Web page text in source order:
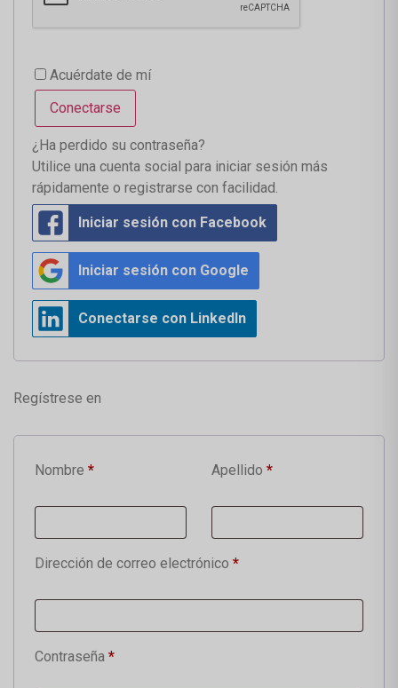
Acuérdate de mí
Conectarse
¿Ha perdido su contraseña?
Utilice una cuenta social para iniciar sesión más
rápidamente o registrarse con facilidad.
Iniciar sesión con Facebook
Iniciar sesión con Google
Conectarse con LinkedIn
Regístrese en
Nombre * Apellido*
Dirección de correo electrónico *
Contraseña *